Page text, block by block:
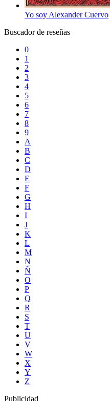
Yo soy Alexander Cuervo
Buscador de reseñas
0
1
2
3
4
5
6
7
8
9
A
B
C
D
E
F
G
H
I
J
K
L
M
N
Ñ
O
P
Q
R
S
T
U
V
W
X
Y
Z
Publicidad